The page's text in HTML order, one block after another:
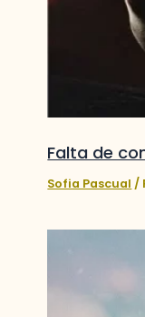
Falta de
Sofia Pascual /